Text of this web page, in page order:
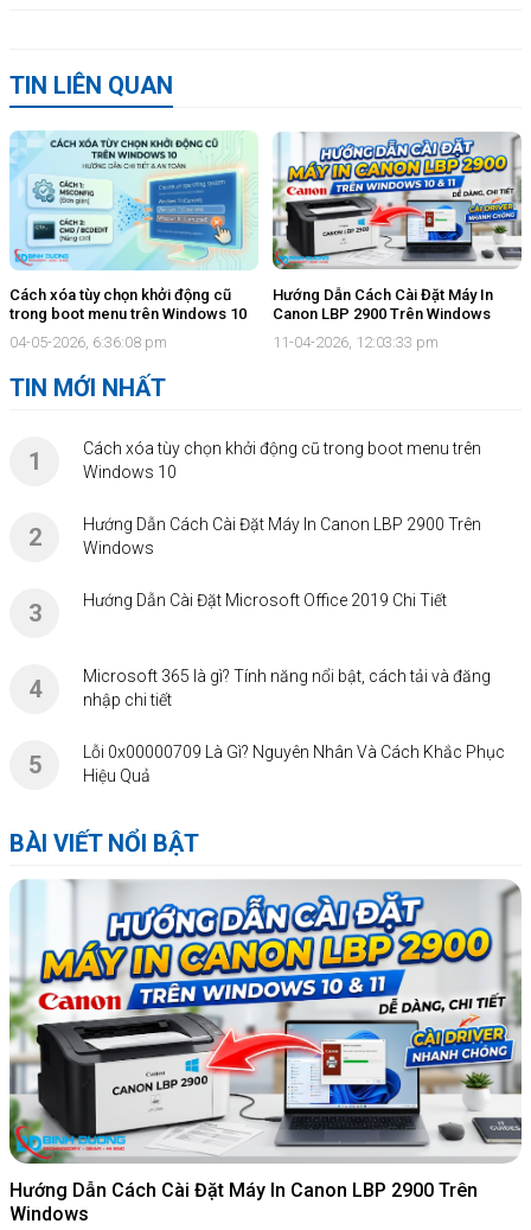
TIN LIÊN QUAN
Cách xóa tùy chọn khởi động cũ
trong boot menu trên Windows 10
04-05-2026, 6:36:08 pm
Hướng Dẫn Cách Cài Đặt Máy In
Canon LBP 2900 Trên Windows
11-04-2026, 12:03:33 pm
TIN MỚI NHẤT
Cách xóa tùy chọn khởi động cũ trong boot menu trên
Windows 10
Hướng Dẫn Cách Cài Đặt Máy In Canon LBP 2900 Trên
Windows
Hướng Dẫn Cài Đặt Microsoft Office 2019 Chi Tiết
Microsoft 365 là gì? Tính năng nổi bật, cách tải và đăng
nhập chi tiết
Lỗi 0x00000709 Là Gì? Nguyên Nhân Và Cách Khắc Phục
Hiệu Quả
BÀI VIẾT NỔI BẬT
Hướng Dẫn Cách Cài Đặt Máy In Canon LBP 2900 Trên
Windows